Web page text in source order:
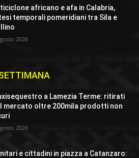
africano e afa in Calabria,
temporali pomeridiani tra Sila e
2026
a Lamezia Terme: ritirati
mercato oltre 200mila prodotti non
2026
e cittadini in piazza a Catanzaro: